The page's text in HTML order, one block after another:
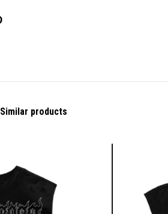
Similar products